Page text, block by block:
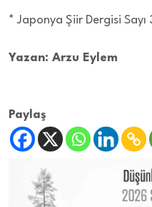
* Japonya Şiir Dergisi Sayı
Yazan: Arzu Eylem
Paylaş